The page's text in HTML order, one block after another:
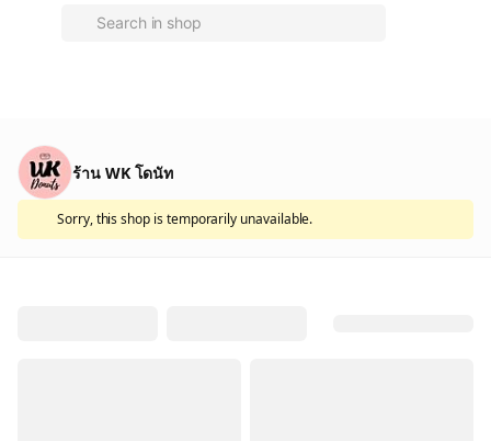
ร้าน WK โดนัท
Sorry, this shop is temporarily unavailable.